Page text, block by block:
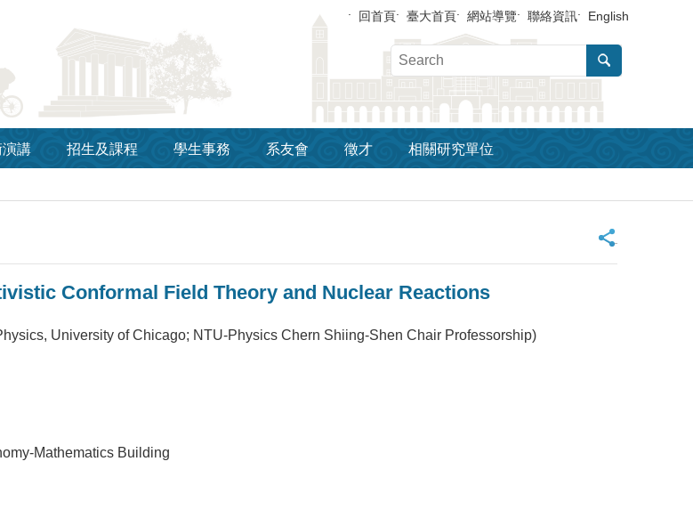
回首頁 臺大首頁 網站導覽 聯絡資訊 English
講 招生及課程 學生事務 系友會 徵才 相關研究單位
_
Conformal Field Theory and Nuclear Reactions
University of Chicago; NTU-Physics Chern Shiing-Shen Chair Professorship)
Mathematics Building